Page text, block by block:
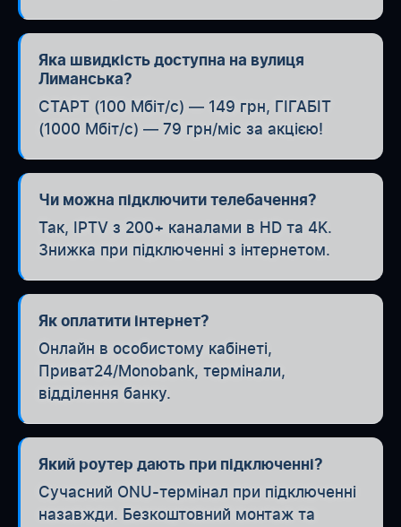
Яка швидкість доступна на вулиця
Лиманська?
СТАРТ (100 Мбіт/с) — 149 грн, ГІГАБІТ
(1000 Мбіт/с) — 79 грн/міс за акцією!
Чи можна підключити телебачення?
Так, IPTV з 200+ каналами в HD та 4K.
Знижка при підключенні з інтернетом.
Як оплатити інтернет?
Онлайн в особистому кабінеті,
Приват24/Monobank, термінали,
відділення банку.
Який роутер дають при підключенні?
Сучасний ONU-термінал при підключенні
назавжди. Безкоштовний монтаж та